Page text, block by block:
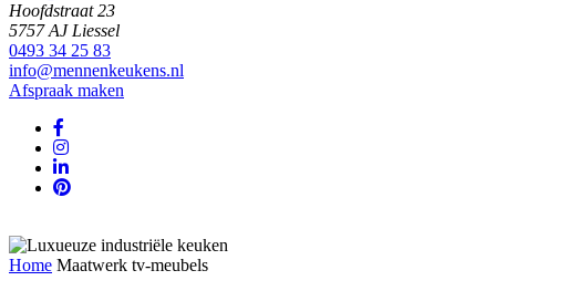
Hoofdstraat 23
5757 AJ Liessel
0493 34 25 83
info@mennenkeukens.nl
Afspraak maken
Home Maatwerk tv-meubels